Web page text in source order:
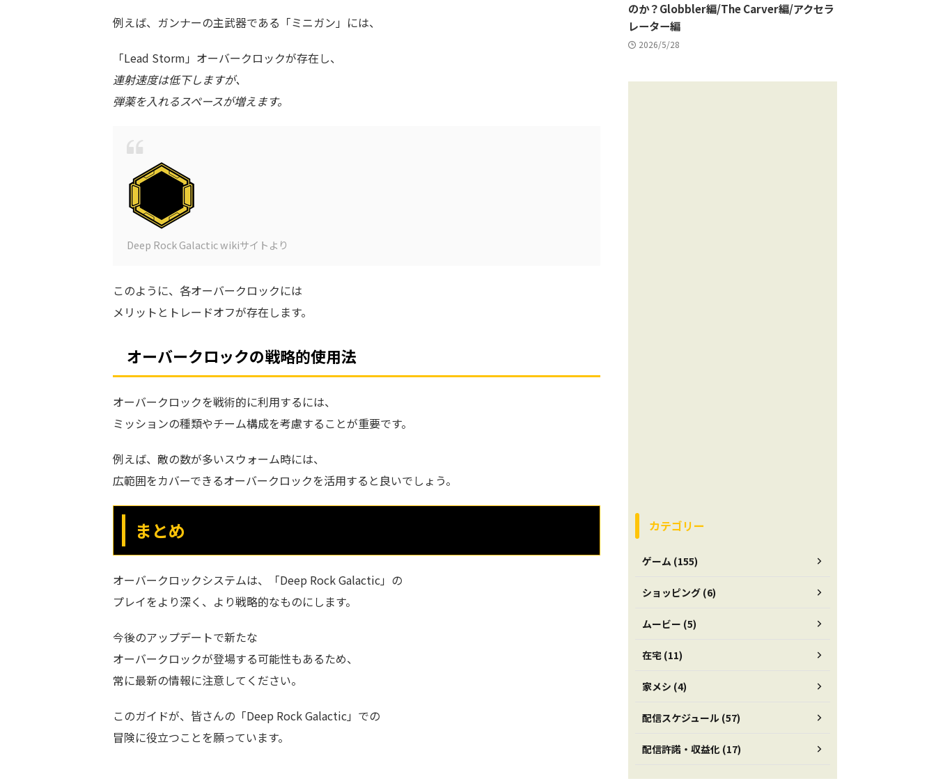
例えば、ガンナーの主武器である「ミニガン」には、
「Lead Storm」オーバークロックが存在し、
連射速度は低下しますが、
弾薬を入れるスペースが増えます。
Deep Rock Galactic wikiサイトより
このように、各オーバークロックには
メリットとトレードオフが存在します。
オーバークロックの戦略的使用法
オーバークロックを戦術的に利用するには、
ミッションの種類やチーム構成を考慮することが重要です。
例えば、敵の数が多いスウォーム時には、
広範囲をカバーできるオーバークロックを活用すると良いでしょう。
まとめ
オーバークロックシステムは、「Deep Rock Galactic」の
プレイをより深く、より戦略的なものにします。
今後のアップデートで新たな
オーバークロックが登場する可能性もあるため、
常に最新の情報に注意してください。
このガイドが、皆さんの「Deep Rock Galactic」での
冒険に役立つことを願っています。
のか？Globbler編/The Carver編/アクセラ
レーター編
2026/5/28
カテゴリー
ゲーム (155)
ショッピング (6)
ムービー (5)
在宅 (11)
家メシ (4)
配信スケジュール (57)
配信許諾・収益化 (17)